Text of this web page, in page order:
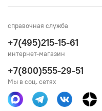
справочная служба
+7(495)215-15-61
интернет-магазин
+7(800)555-29-51
Мы в соц. сетях